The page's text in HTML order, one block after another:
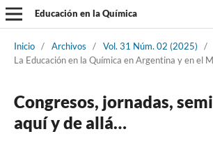
Educación en la Química
Inicio / Archivos / Vol. 31 Núm. 02 (2025)
/
La Educación en la Química en Argentina y en el
Congresos, jornadas,
aquí y de allá…